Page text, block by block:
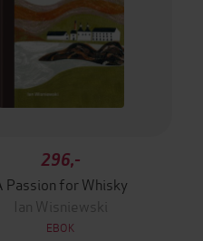
296,-
Passion for Whisky
Ian Wisniewski
EBOK